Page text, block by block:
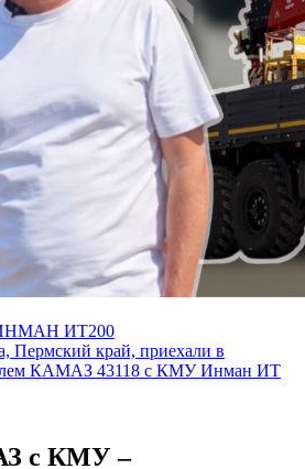
ИТ200
Пермский край, приехали в
КАМАЗ 43118 с КМУ Инман ИТ
с КМУ –